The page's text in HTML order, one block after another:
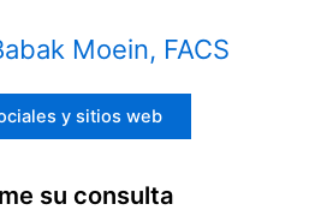
Moein, FACS
y sitios web
su consulta